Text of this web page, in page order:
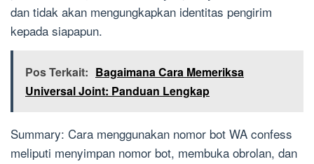
dan tidak akan mengungkapkan identitas pengirim
kepada siapapun.
Pos Terkait: Bagaimana Cara Memeriksa
Universal Joint: Panduan Lengkap
Summary: Cara menggunakan nomor bot WA confess
meliputi menyimpan nomor bot, membuka obrolan, dan